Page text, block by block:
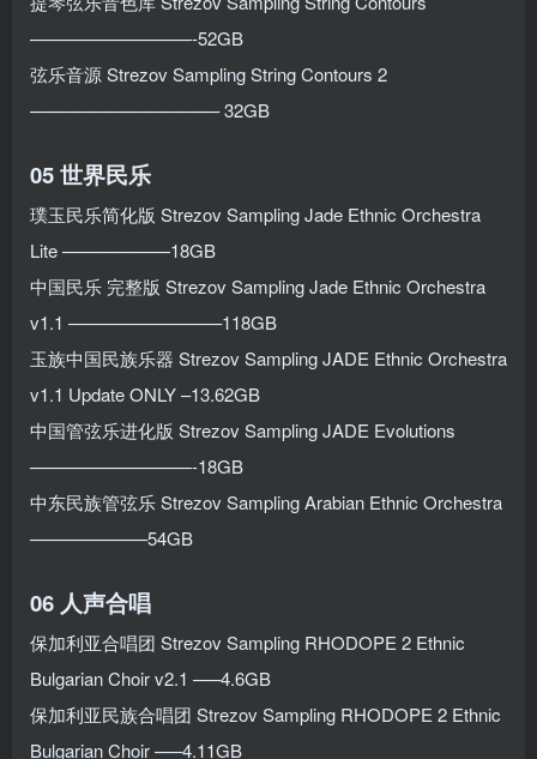
—————————-52GB
弦乐音源 Strezov Sampling String Contours 2
——————————– 32GB
05 世界民乐
璞玉民乐简化版 Strezov Sampling Jade Ethnic Orchestra
Lite ——————18GB
中国民乐 完整版 Strezov Sampling Jade Ethnic Orchestra
v1.1 ————————–118GB
玉族中国民族乐器 Strezov Sampling JADE Ethnic Orchestra
v1.1 Update ONLY –13.62GB
中国管弦乐进化版 Strezov Sampling JADE Evolutions
—————————-18GB
中东民族管弦乐 Strezov Sampling Arabian Ethnic Orchestra
——————–54GB
06 人声合唱
保加利亚合唱团 Strezov Sampling RHODOPE 2 Ethnic
Bulgarian Choir v2.1 —–4.6GB
保加利亚民族合唱团 Strezov Sampling RHODOPE 2 Ethnic
Bulgarian Choir —–4.11GB